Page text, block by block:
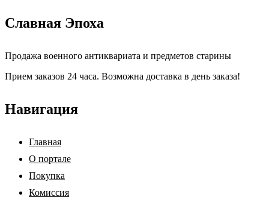
Славная Эпоха
Продажа военного антиквариата и предметов старины
Прием заказов 24 часа. Возможна доставка в день заказа!
Навигация
Главная
О портале
Покупка
Комиссия